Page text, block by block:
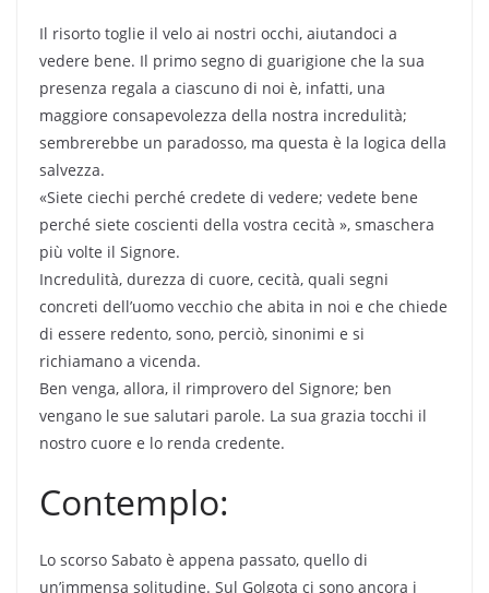
Il risorto toglie il velo ai nostri occhi, aiutandoci a
vedere bene. Il primo segno di guarigione che la sua
presenza regala a ciascuno di noi è, infatti, una
maggiore consapevolezza della nostra incredulità;
sembrerebbe un paradosso, ma questa è la logica della
salvezza.
«Siete ciechi perché credete di vedere; vedete bene
perché siete coscienti della vostra cecità », smaschera
più volte il Signore.
Incredulità, durezza di cuore, cecità, quali segni
concreti dell’uomo vecchio che abita in noi e che chiede
di essere redento, sono, perciò, sinonimi e si
richiamano a vicenda.
Ben venga, allora, il rimprovero del Signore; ben
vengano le sue salutari parole. La sua grazia tocchi il
nostro cuore e lo renda credente.
Contemplo:
Lo scorso Sabato è appena passato, quello di
un’immensa solitudine. Sul Golgota ci sono ancora i